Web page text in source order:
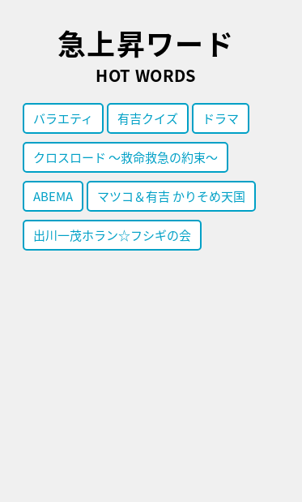
急上昇ワード
HOT WORDS
バラエティ 有吉クイズ ドラマ
クロスロード ～救命救急の約束～
ABEMA マツコ＆有吉 かりそめ天国
出川一茂ホラン☆フシギの会